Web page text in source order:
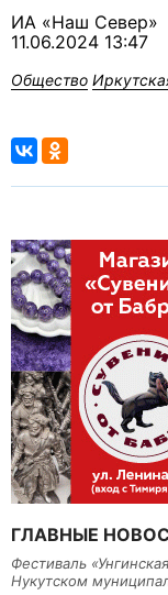
ИА «Наш Север»
11.06.2024 13:47
Общество
ГЛАВНЫЕ
Фестиваль
Нукутском